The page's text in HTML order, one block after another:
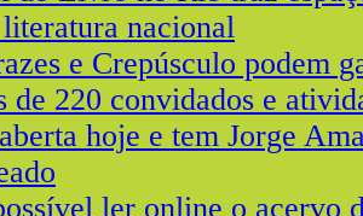
nacional
e Crepúsculo podem
de 220 convidados e
hoje e tem Jorge
ler online o acervo